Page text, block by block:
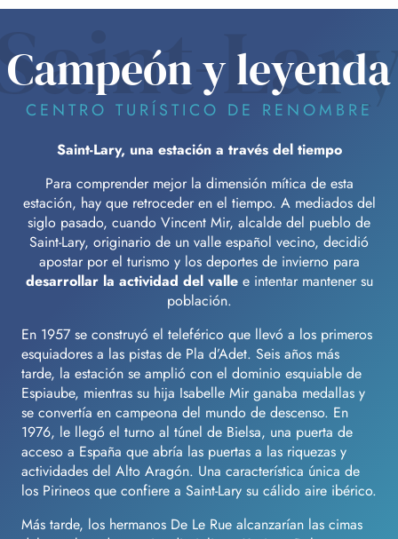
Campeón y leyenda
CENTRO TURÍSTICO DE RENOMBRE
Saint-Lary, una estación a través del tiempo
Para comprender mejor la dimensión mítica de esta
estación, hay que retroceder en el tiempo. A mediados del
siglo pasado, cuando Vincent Mir, alcalde del pueblo de
Saint-Lary, originario de un valle español vecino, decidió
apostar por el turismo y los deportes de invierno para
desarrollar la actividad del vallee intentar mantener su
población.
En 1957 se construyó el teleférico que llevó a los primeros
esquiadores a las pistas de Pla d’Adet. Seis años más
tarde, la estación se amplió con el dominio esquiable de
Espiaube, mientras su hija Isabelle Mir ganaba medallas y
se convertía en campeona del mundo de descenso. En
1976, le llegó el turno al túnel de Bielsa, una puerta de
acceso a España que abría las puertas a las riquezas y
actividades del Alto Aragón. Una característica única de
los Pirineos que confiere a Saint-Lary su cálido aire ibérico.
Más tarde, los hermanos De Le Rue alcanzarían las cimas